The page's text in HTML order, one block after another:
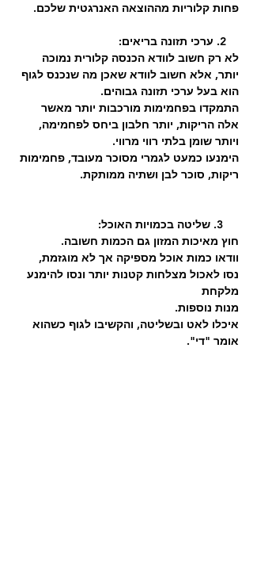
פחות קלוריות מההוצאה האנרגטית שלכם.
לא רק חשוב לוודא הכנסה קלורית נמוכה
יותר, אלא חשוב לוודא שאכן מה שנכנס לגוף
הוא בעל ערכי תזונה גבוהים.
התמקדו בפחמימות מורכבות יותר מאשר
אלה הריקות, יותר חלבון ביחס לפחמימה,
ויותר שומן בלתי רווי מרווי.
הימנעו כמעט לגמרי מסוכר מעובד, פחמימות
ריקות, סוכר לבן ושתיה ממותקת.
חוץ מאיכות המזון גם הכמות חשובה.
וודאו כמות אוכל מספיקה אך לא מוגזמת,
נסו לאכול מצלחות קטנות יותר ונסו להימנע
מלקחת
מנות נוספות.
איכלו לאט ובשליטה, והקשיבו לגוף כשהוא
אומר "די".